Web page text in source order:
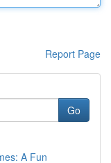
Report Page
Go
A Fun